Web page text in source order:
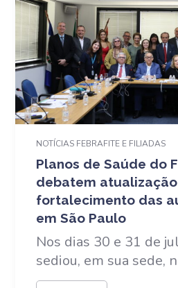
NOTÍCIAS FEBRAFITE E FILIADAS
Planos de Saúde do
debatem
fortalecimento das
em São Paulo
Nos dias 30 e 31 de
sediou, em sua sede,